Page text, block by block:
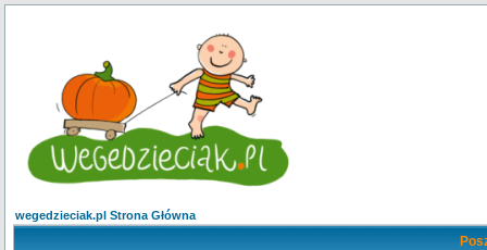
wegedzieciak.pl Strona Główna